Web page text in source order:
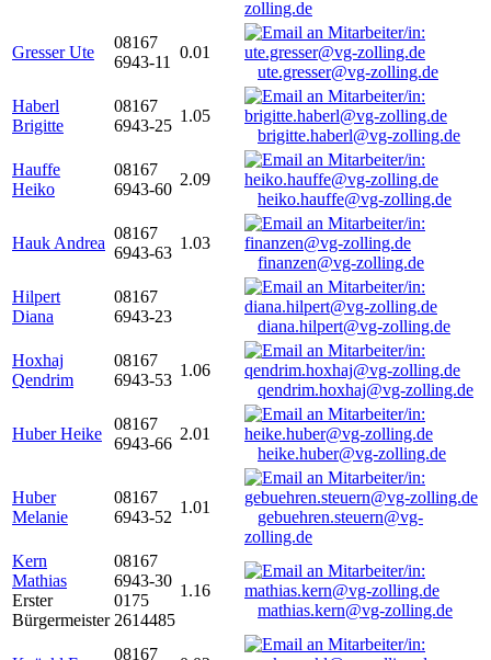
zolling.de
Gresser Ute
08167
6943-11
0.01
ute.gresser@vg-zolling.de
Haberl
Brigitte
08167
6943-25
1.05
brigitte.haberl@vg-zolling.de
Hauffe
Heiko
08167
6943-60
2.09
heiko.hauffe@vg-zolling.de
Hauk Andrea
08167
6943-63
1.03
finanzen@vg-zolling.de
Hilpert
Diana
08167
6943-23
diana.hilpert@vg-zolling.de
Hoxhaj
Qendrim
08167
6943-53
1.06
qendrim.hoxhaj@vg-zolling.de
Huber Heike
08167
6943-66
2.01
heike.huber@vg-zolling.de
Huber
Melanie
08167
6943-52
1.01
gebuehren.steuern@vg-
zolling.de
Kern
Mathias
Erster
Bürgermeister
08167
6943-30
0175
2614485
1.16
mathias.kern@vg-zolling.de
08167